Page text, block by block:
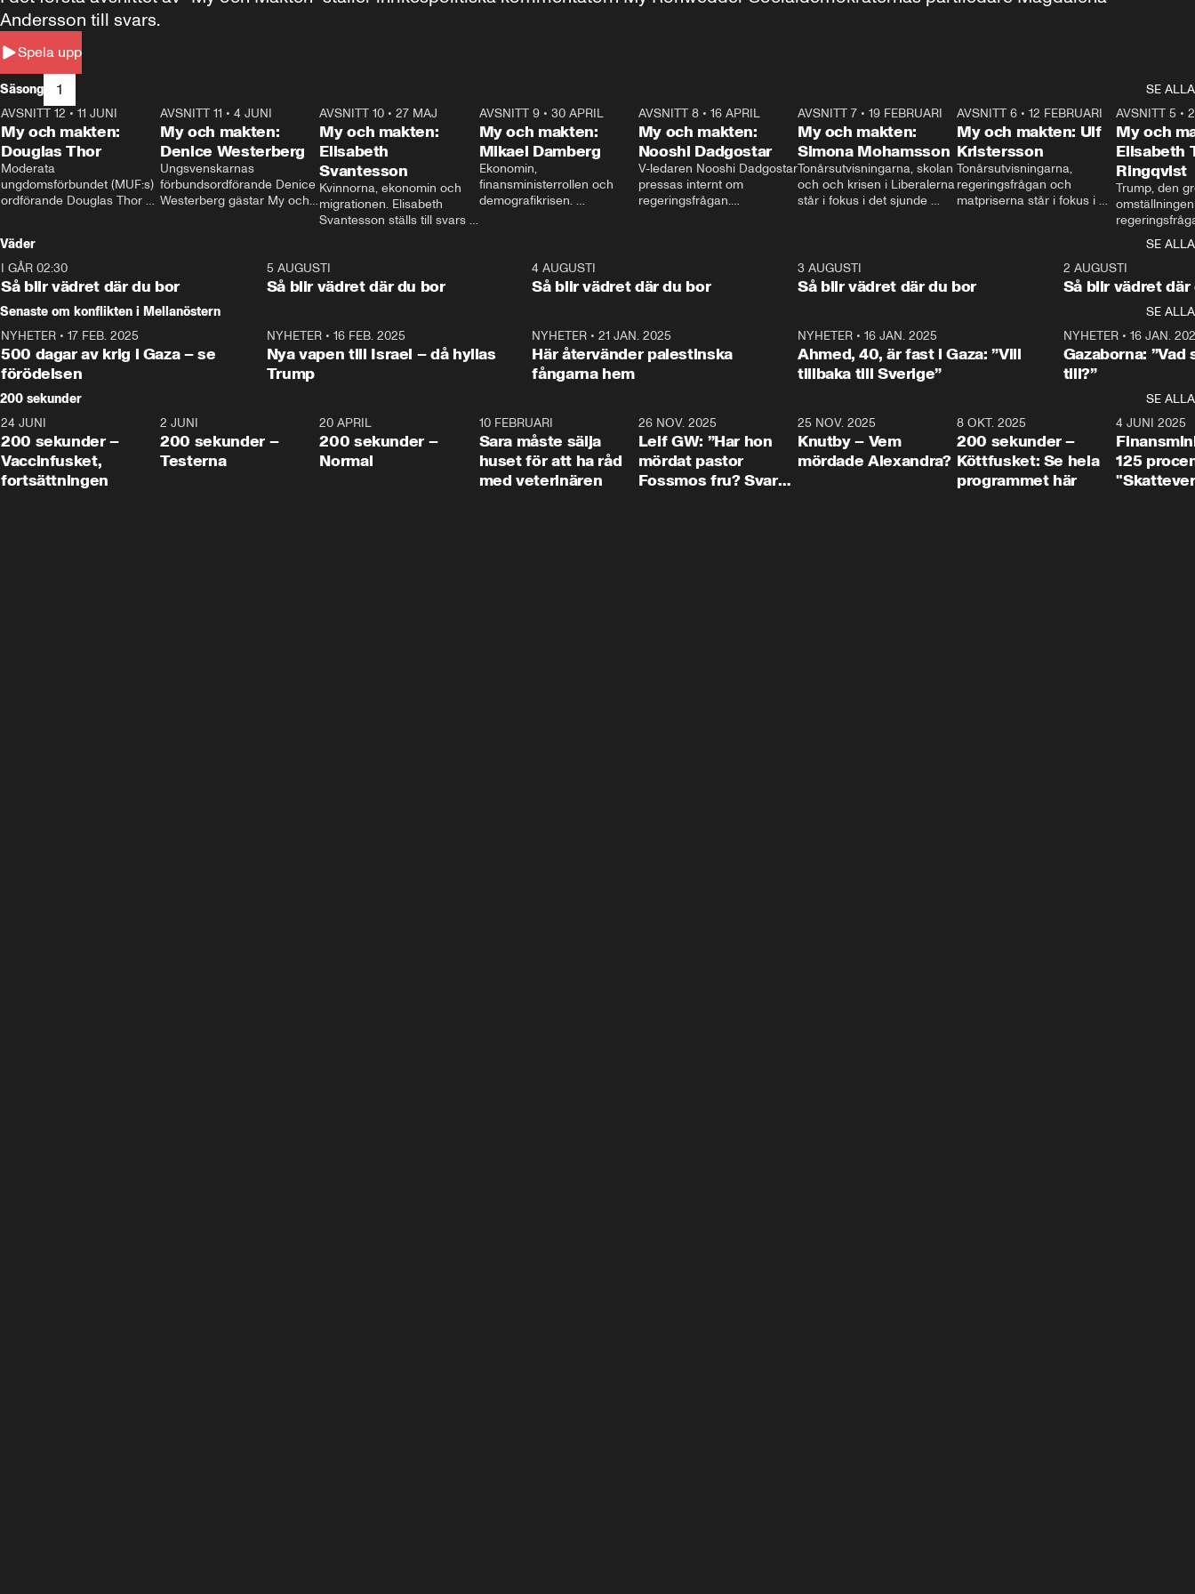
Spela upp
Andersson till svars.
Säsong 1
SE ALLA
26:27
AVSNITT 12 • 11 JUNI
My och makten:
Douglas Thor
Moderata
ungdomsförbundet (MUF:s)
ordförande Douglas Thor
tonårsutvisningarna och hur
Moderaterna ska locka
väljare till valet i höst.
23:40
AVSNITT 11 •4 JUNI
My och makten:
Denice Westerberg
Ungsvenskarnas
förbundsordförande Denice
Westerberg gästar My och
AVSNITT 10 •27 MAJ
My och makten:
Elisabeth
Svantesson
Kvinnorna, ekonomin och
migrationen. Elisabeth
Svantesson ställs till svars
AVSNITT 9• 30 APRIL
My och makten:
Mikael Damberg
Ekonomin,
finansministerrollen och
demografikrisen.
och Makten.
AVSNITT 8• 16 APRIL
My och makten:
Nooshi Dadgostar
V-ledaren Nooshi Dadgostar
pressas internt om
regeringsfrågan.
– Vi ställer upp i val. Ska vi
vara med så sitter vi förstås
24:30
AVSNITT 7• 19 FEBRUARI
My och makten:
Simona Mohamsson
Tonårsutvisningarna, skolan
och och krisen i Liberalerna
står i fokus i det sjunde
kommentator My
Rohwedder ställer
utbildnings- och
Mohamsson till svars.
27:30
AVSNITT 6 •12 FEBRUARI
My och makten: Ulf
Kristersson
Tonårsutvisningarna,
regeringsfrågan och
matpriserna står i fokus i
Rohwedder ställer
statsminister Ulf Kristersson
AVSNITT 5 •
My och
Elisabeth
Ringqvist
Trump, den
centrum i
avsnittet av
Makten”. Se
Aftonbladets
Rohwedder
Thand Ring
Väder
SE ALLA
I GÅR 02:30
Så blir vädret där du bor
1:06
5 AUGUSTI
Så blir vädret där du bor
4 AUGUSTI
Så blir vädret där du bor
3 AUGUSTI
Så blir vädret där du bor
2 AUGUSTI
Så blir vädret där
Senaste om konflikten i Mellanöstern
SE ALLA
NYHETER • 17 FEB. 2025
500 dagar av krig i Gaza – se
förödelsen
NYHETER• 16 FEB. 2025
Nya vapen till Israel – då hyllas
Trump
NYHETER •21 JAN. 2025
Här återvänder palestinska
fångarna hem
NYHETER• 16 JAN. 2025
Ahmed, 40, är fast i Gaza: ”Vill
tillbaka till Sverige”
NYHETER• 16 JAN.
Gazaborna:
till?”
200 sekunder
SE ALLA
5:00
24 JUNI
200 sekunder –
Vaccinfusket,
fortsättningen
4:23
2 JUNI
200 sekunder –
Testerna
20 APRIL
200 sekunder –
Normal
10 FEBRUARI
Sara måste sälja
huset för att ha råd
med veterinären
26 NOV. 2025
Leif GW: ”Har hon
mördat pastor
Fossmos fru? Svar
31:05
25 NOV. 2025
Knutby – Vem
mördade Alexandra?
4:29
8 OKT. 2025
200 sekunder –
Köttfusket: Se hela
programmet här
4 JUNI 2025
125